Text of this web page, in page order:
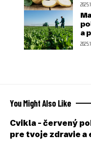
a
You Might Also Like
Cvikla – červený
pre tvoje zdravie a